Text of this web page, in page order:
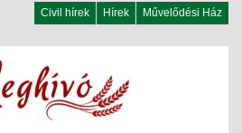
Civil hírek Hírek Művelődési Ház